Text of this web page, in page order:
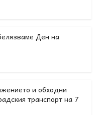
Ден на
и обходни
транспорт на 7